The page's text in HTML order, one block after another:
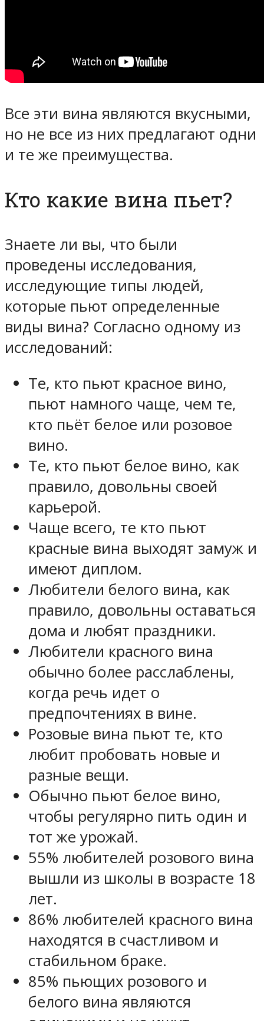
Все эти вина являются вкусными,
но не все из них предлагают одни
и те же преимущества.
Кто какие вина пьет?
Знаете ли вы, что были
проведены исследования,
исследующие типы людей,
которые пьют определенные
виды вина? Согласно одному из
исследований:
Те, кто пьют красное вино,
пьют намного чаще, чем те,
кто пьёт белое или розовое
вино.
Те, кто пьют белое вино, как
правило, довольны своей
карьерой.
Чаще всего, те кто пьют
красные вина выходят замуж и
имеют диплом.
Любители белого вина, как
правило, довольны оставаться
дома и любят праздники.
Любители красного вина
обычно более расслаблены,
когда речь идет о
предпочтениях в вине.
Розовые вина пьют те, кто
любит пробовать новые и
разные вещи.
Обычно пьют белое вино,
чтобы регулярно пить один и
тот же урожай.
55% любителей розового вина
вышли из школы в возрасте 18
лет.
86% любителей красного вина
находятся в счастливом и
стабильном браке.
85% пьющих розового и
белого вина являются